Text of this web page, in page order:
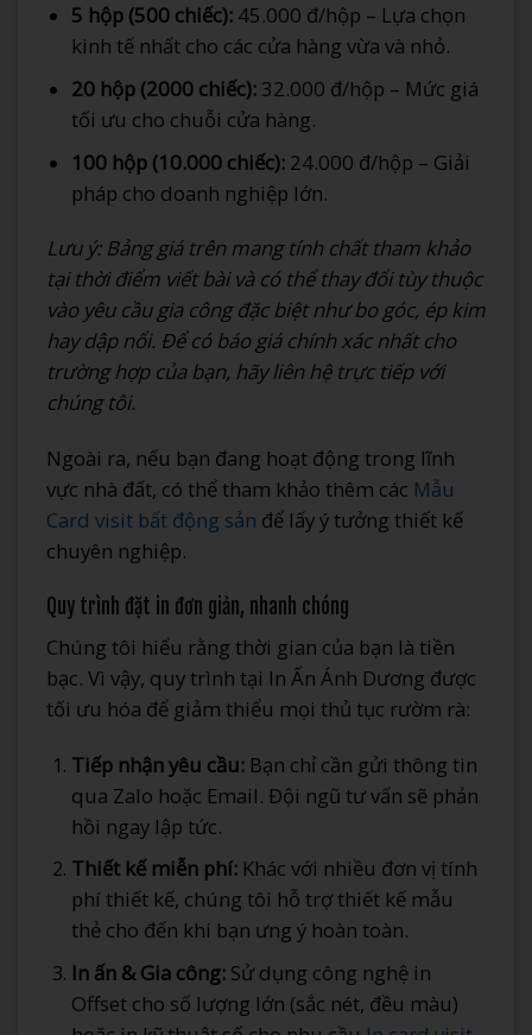
5 hộp (500 chiếc):45.000 đ/hộp – Lựa chọn
kinh tế nhất cho các cửa hàng vừa và nhỏ.
20 hộp (2000 chiếc):32.000 đ/hộp – Mức giá
tối ưu cho chuỗi cửa hàng.
100 hộp (10.000 chiếc):24.000 đ/hộp – Giải
pháp cho doanh nghiệp lớn.
Lưu ý: Bảng giá trên mang tính chất tham khảo
tại thời điểm viết bài và có thể thay đổi tùy thuộc
vào yêu cầu gia công đặc biệt như bo góc, ép kim
hay dập nổi. Để có báo giá chính xác nhất cho
trường hợp của bạn, hãy liên hệ trực tiếp với
chúng tôi.
Ngoài ra, nếu bạn đang hoạt động trong lĩnh
vực nhà đất, có thể tham khảo thêm các Mẫu
Card visit bất động sản để lấy ý tưởng thiết kế
chuyên nghiệp.
Quy trình đặt in đơn giản, nhanh chóng
Chúng tôi hiểu rằng thời gian của bạn là tiền
bạc. Vì vậy, quy trình tại In Ấn Ánh Dương được
tối ưu hóa để giảm thiểu mọi thủ tục rườm rà:
Tiếp nhận yêu cầu:Bạn chỉ cần gửi thông tin
qua Zalo hoặc Email. Đội ngũ tư vấn sẽ phản
hồi ngay lập tức.
Thiết kế miễn phí:Khác với nhiều đơn vị tính
phí thiết kế, chúng tôi hỗ trợ thiết kế mẫu
thẻ cho đến khi bạn ưng ý hoàn toàn.
In ấn & Gia công:Sử dụng công nghệ in
Offset cho số lượng lớn (sắc nét, đều màu)